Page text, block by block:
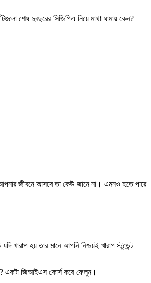
শেষ দুবছরের সিজিপিএ নিয়ে মাথা ঘামায় কেন?
আপনার জীবনে আসবে তা কেউ জানে না। এমনও হতে পারে
খারাপ হয় তার মানে আপনি নিশ্চয়ই খারাপ স্টুডেন্ট
একটা জিআইএস কোর্স করে ফেলুন।